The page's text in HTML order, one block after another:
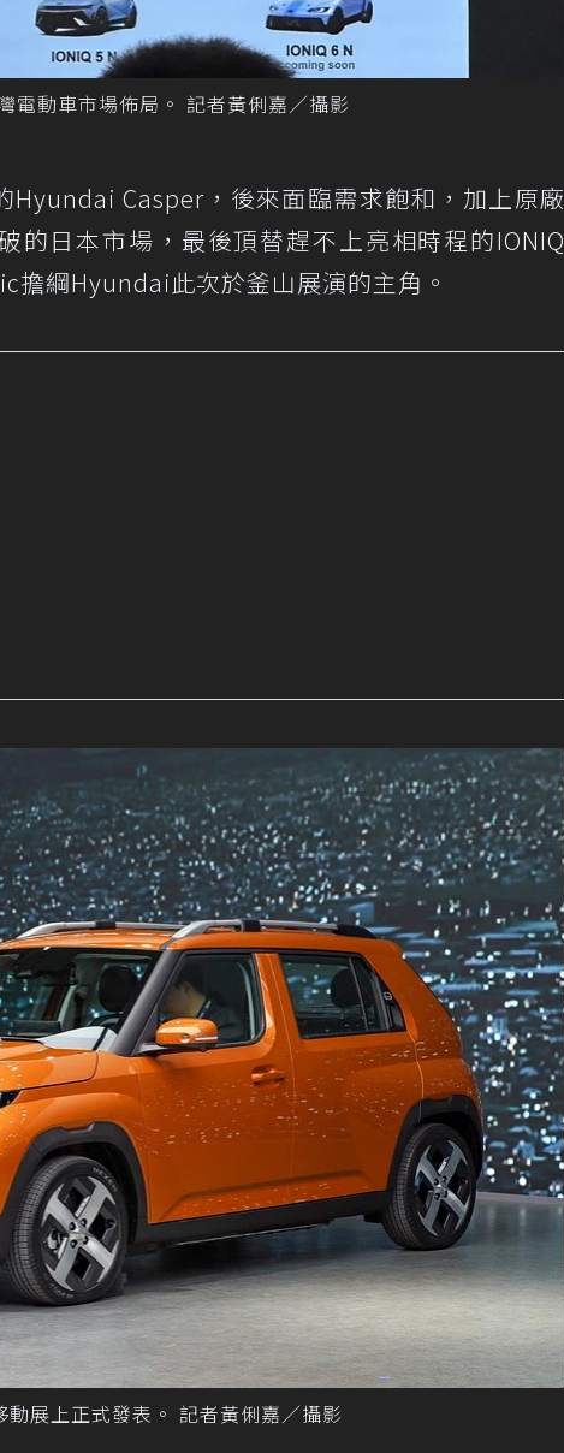
電動車市場佈局。 記者黃俐嘉／攝影
Hyundai Casper，後來面臨需求飽和，加上原廠
的日本市場，最後頂替趕不上亮相時程的IONIQ
擔綱Hyundai此次於釜山展演的主角。
展上正式發表。 記者黃俐嘉／攝影